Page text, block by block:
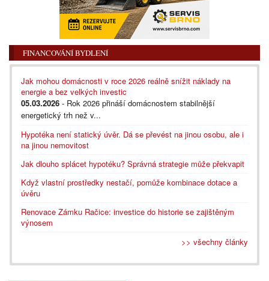
FINANCOVÁNÍ BYDLENÍ
Jak mohou domácnosti v roce 2026 reálně snížit náklady na
energie a bez velkých investic
05.03.2026 - Rok 2026 přináší domácnostem stabilnější
energetický trh než v...
Hypotéka není statický úvěr. Dá se převést na jinou osobu, ale i
na jinou nemovitost
Jak dlouho splácet hypotéku? Správná strategie může překvapit
Když vlastní prostředky nestačí, pomůže kombinace dotace a
úvěru
Renovace Zámku Račice: investice do historie se zajištěným
výnosem
>> všechny články